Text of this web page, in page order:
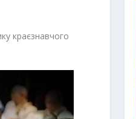
краєзнавчого